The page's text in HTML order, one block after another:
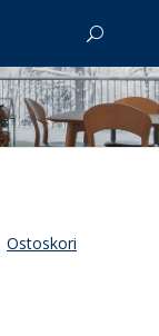
Ostoskori